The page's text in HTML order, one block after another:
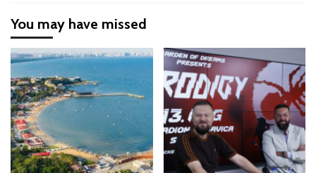
You may have missed